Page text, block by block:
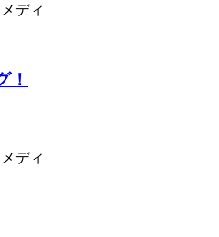
ディ
！
ディ